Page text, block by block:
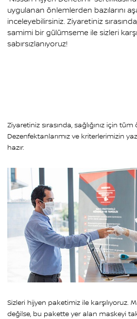
uygulanan önlemlerden bazılarını
inceleyebilirsiniz. Ziyaretiniz
samimi bir gülümseme ile sizleri
sabırsızlanıyoruz!
Ziyaretiniz sırasında, sağlığınız için
Dezenfektanlarımız ve kriterlerimizin
hazır.
Sizleri hijyen paketimiz ile karşılıyoruz.
değilse, bu pakette yer alan maskeyi